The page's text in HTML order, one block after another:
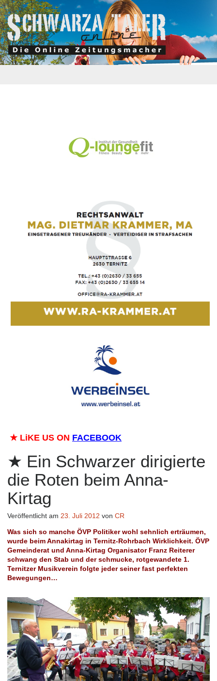
★ LiKE US ON FACEBOOK
Ein Schwarzer dirigierte
die Roten beim Anna-
Kirtag
Veröffentlicht am 23. Juli 2012 von CR
Was sich so manche ÖVP Politiker wohl sehnlich erträumen,
wurde beim Annakirtag in Ternitz-Rohrbach Wirklichkeit. ÖVP
Gemeinderat und Anna-Kirtag Organisator Franz Reiterer
schwang den Stab und der schmucke, rotgewandete 1.
Ternitzer Musikverein folgte jeder seiner fast perfekten
Bewegungen…